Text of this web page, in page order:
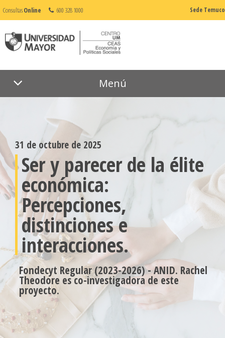
ConsultasOnline 600 328 1000 Sede Temuco
Menú
31 de octubre de 2025
Ser y parecer de la élite
económica:
Percepciones,
distinciones e
interacciones.
Fondecyt Regular (2023-2026) - ANID. Rachel
Theodore es co-investigadora de este
proyecto.